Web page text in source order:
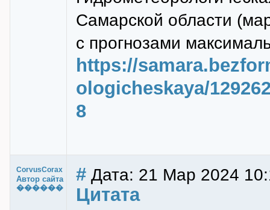
Самарской области
с прогнозами
https://
ologicheskaya/
8
CorvusCorax
Автор сайта
������
# Дата: 21 Мар 2024
Цитата